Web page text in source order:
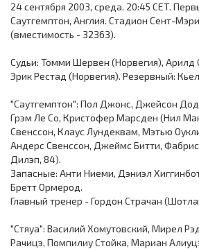
24 сентября 2003, среда. 20:45 CET.
Саутгемптон, Англия. Стадион Сент-
(вместимость - 32363).
Судьи: Томми Шервен (Норвегия), Арилд
Эрик Рестад (Норвегия). Резервный:
"Саутгемптон": Пол Джонс, Джейсон
Грэм Ле Со, Кристофер Марсден (Нил
Свенссон, Клаус Лундеквам, Мэтью
Андерс Свенссон, Джеймс Битти,
Дилэп, 84).
Запасные: Анти Ниеми, Дэниэл
Бретт Ормерод.
Главный тренер - Гордон Страчан
"Стяуа": Василий Хомутовский, Мирел
Рачицэ, Помпилиу Стойка, Мариан